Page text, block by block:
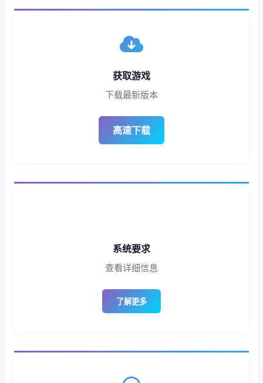
获取游戏
下载最新版本
高速下载
系统要求
查看详细信息
了解更多